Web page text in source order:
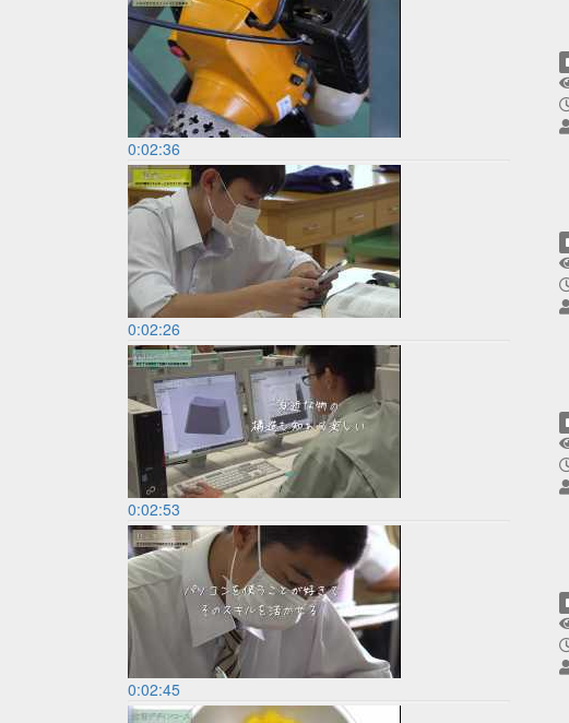
0:02:36
0:02:26
0:02:53
0:02:45